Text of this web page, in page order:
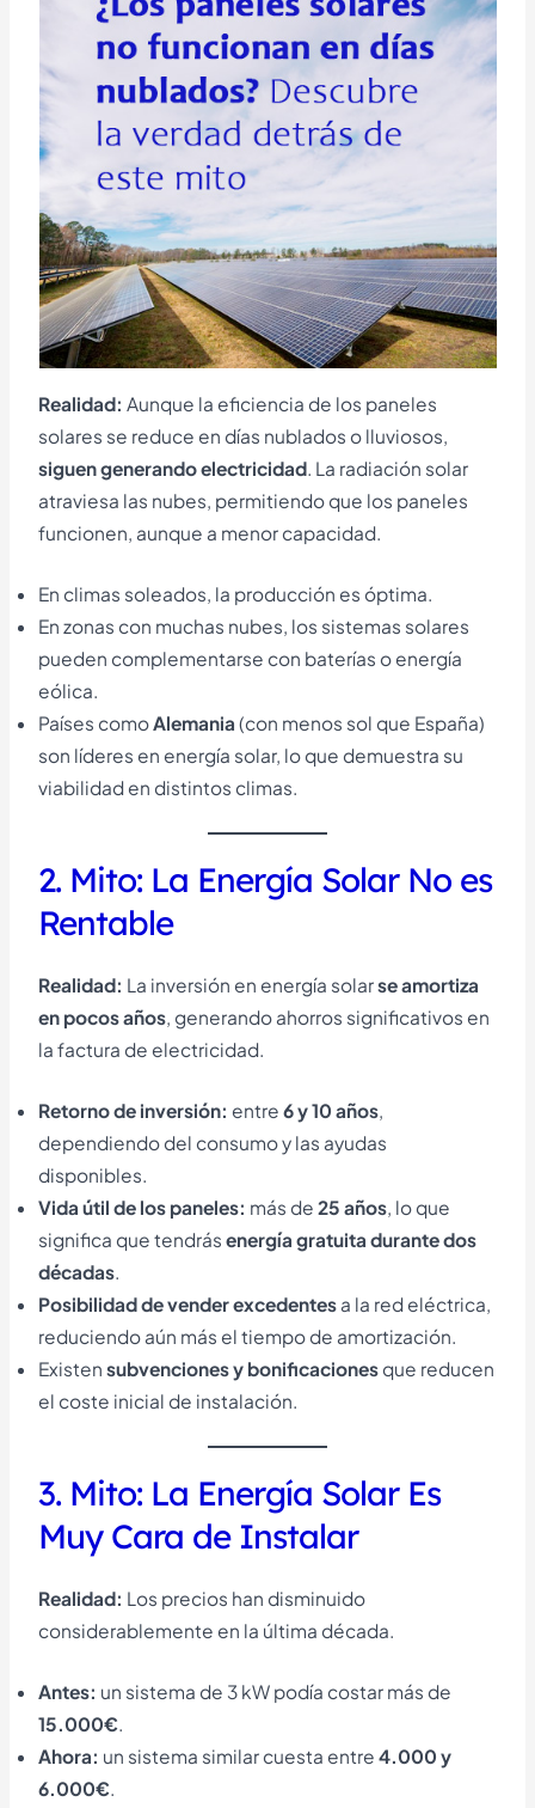
Realidad: Aunque la eficiencia de los paneles
solares se reduce en días nublados o lluviosos,
siguen generando electricidad . La radiación solar
atraviesa las nubes, permitiendo que los paneles
funcionen, aunque a menor capacidad.
En climas soleados, la producción es óptima.
En zonas con muchas nubes, los sistemas solares
pueden complementarse con baterías o energía
eólica.
Países comoAlemania (con menos sol que España)
son líderes en energía solar, lo que demuestra su
viabilidad en distintos climas.
2. Mito: La Energía Solar No es
Rentable
Realidad: La inversión en energía solarse amortiza
en pocos años , generando ahorros significativos en
la factura de electricidad.
Retorno de inversión: entre6 y 10 años,
dependiendo del consumo y las ayudas
disponibles.
Vida útil de los paneles: más de25 años, lo que
significa que tendrásenergía gratuita durante dos
décadas.
Posibilidad de vender excedentes a la red eléctrica,
reduciendo aún más el tiempo de amortización.
Existensubvenciones y bonificaciones que reducen
el coste inicial de instalación.
3. Mito: La Energía Solar Es
Muy Cara de Instalar
Realidad: Los precios han disminuido
considerablemente en la última década.
Antes: un sistema de 3 kW podía costar más de
15.000€.
Ahora: un sistema similar cuesta entre4.000 y
6.000€.